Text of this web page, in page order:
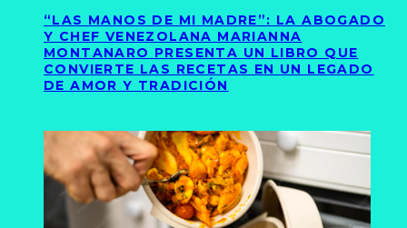
“LAS MANOS DE MI MADRE”: LA ABOGADO
Y CHEF VENEZOLANA MARIANNA
MONTANARO PRESENTA UN LIBRO QUE
CONVIERTE LAS RECETAS EN UN LEGADO
DE AMOR Y TRADICIÓN